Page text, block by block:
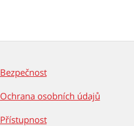
Bezpečnost
Ochrana osobních údajů
Přístupnost